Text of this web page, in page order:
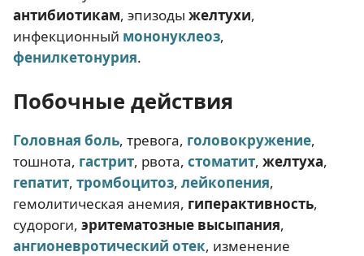
антибиотикам, эпизоды желтухи,
инфекционный мононуклеоз,
фенилкетонурия.
Побочные действия
Головная боль, тревога, головокружение,
тошнота, гастрит, рвота, стоматит, желтуха,
гепатит, тромбоцитоз, лейкопения,
гемолитическая анемия, гиперактивность,
судороги, эритематозные высыпания,
ангионевротический отек, изменение